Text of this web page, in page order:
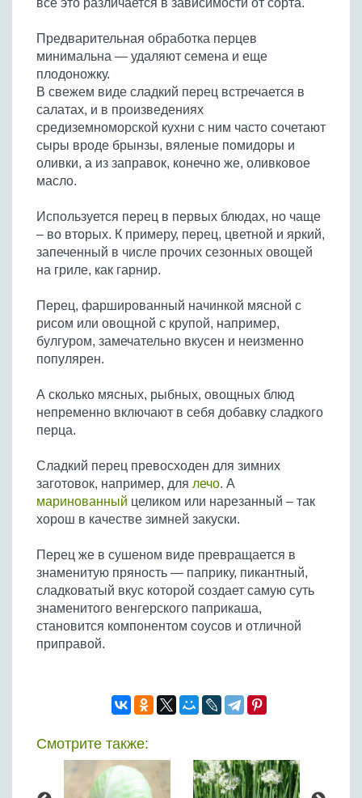
Бобовые
Яйца
Крупы
все это различается в зависимости от сорта.
Предварительная обработка перцев
минимальна — удаляют семена и еще
плодоножку.
В свежем виде сладкий перец встречается в
салатах, и в произведениях
средиземноморской кухни с ним часто сочетают
сыры вроде брынзы, вяленые помидоры и
оливки, а из заправок, конечно же, оливковое
масло.
Используется перец в первых блюдах, но чаще
– во вторых. К примеру, перец, цветной и яркий,
запеченный в числе прочих сезонных овощей
на гриле, как гарнир.
Перец, фаршированный начинкой мясной с
рисом или овощной с крупой, например,
булгуром, замечательно вкусен и неизменно
популярен.
А сколько мясных, рыбных, овощных блюд
непременно включают в себя добавку сладкого
перца.
Сладкий перец превосходен для зимних
заготовок, например, для лечо. А
маринованный целиком или нарезанный – так
хорош в качестве зимней закуски.
Перец же в сушеном виде превращается в
знаменитую пряность — паприку, пикантный,
сладковатый вкус которой создает самую суть
знаменитого венгерского паприкаша,
становится компонентом соусов и отличной
приправой.
Смотрите также: